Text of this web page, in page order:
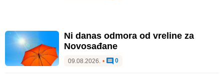
Ni danas odmora od vreline za
Novosađane
09.08.2026. • 0